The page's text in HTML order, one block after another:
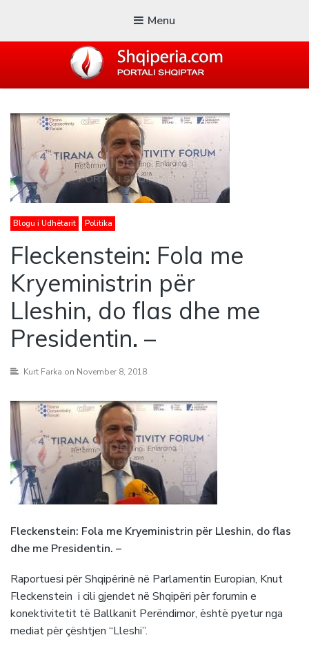
Menu
Blogu i ShqiperiaCom
Blogu i Udhëtarit Politika
Fleckenstein: Fola me
Kryeministrin për
Lleshin, do flas dhe me
Presidentin. –
Kurt Farka on November 8, 2018
Fleckenstein: Fola me Kryeministrin për Lleshin, do flas
dhe me Presidentin. –
Raportuesi për Shqipërinë në Parlamentin Europian, Knut
Fleckenstein i cili gjendet në Shqipëri për forumin e
konektivitetit të Ballkanit Perëndimor, është pyetur nga
mediat për çështjen “Lleshi”.